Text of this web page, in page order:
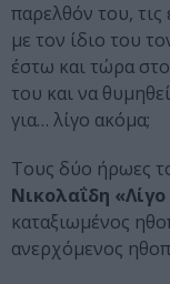
παρελθόν του, τις
με τον ίδιο του
έστω και τώρα
του και να
για… λίγο ακόμα;
Τους δύο ήρωες
Νικολαΐδη
καταξιωμένος
ανερχόμενος